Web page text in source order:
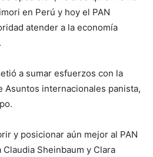
en Perú y hoy el PAN
atender a la economía
a sumar esfuerzos con la
Asuntos internacionales panista,
y posicionar aún mejor al PAN
Sheinbaum y Clara